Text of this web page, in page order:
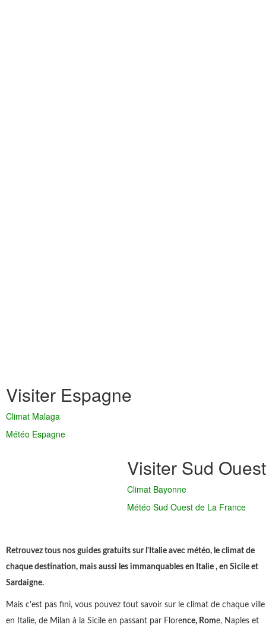
Visiter Espagne
Climat Malaga
Météo Espagne
Visiter Sud Ouest
Climat Bayonne
Météo Sud Ouest de La France
Retrouvez tous nos guides gratuits sur l'Italie avec météo, le climat de
chaque destination, mais aussi les immanquables en Italie , en Sicile et
Sardaigne.
Mais c'est pas fini, vous pouvez tout savoir sur le climat de chaque ville
en Italie, de Milan à la Sicile en passant par Florence, Rome, Naples et